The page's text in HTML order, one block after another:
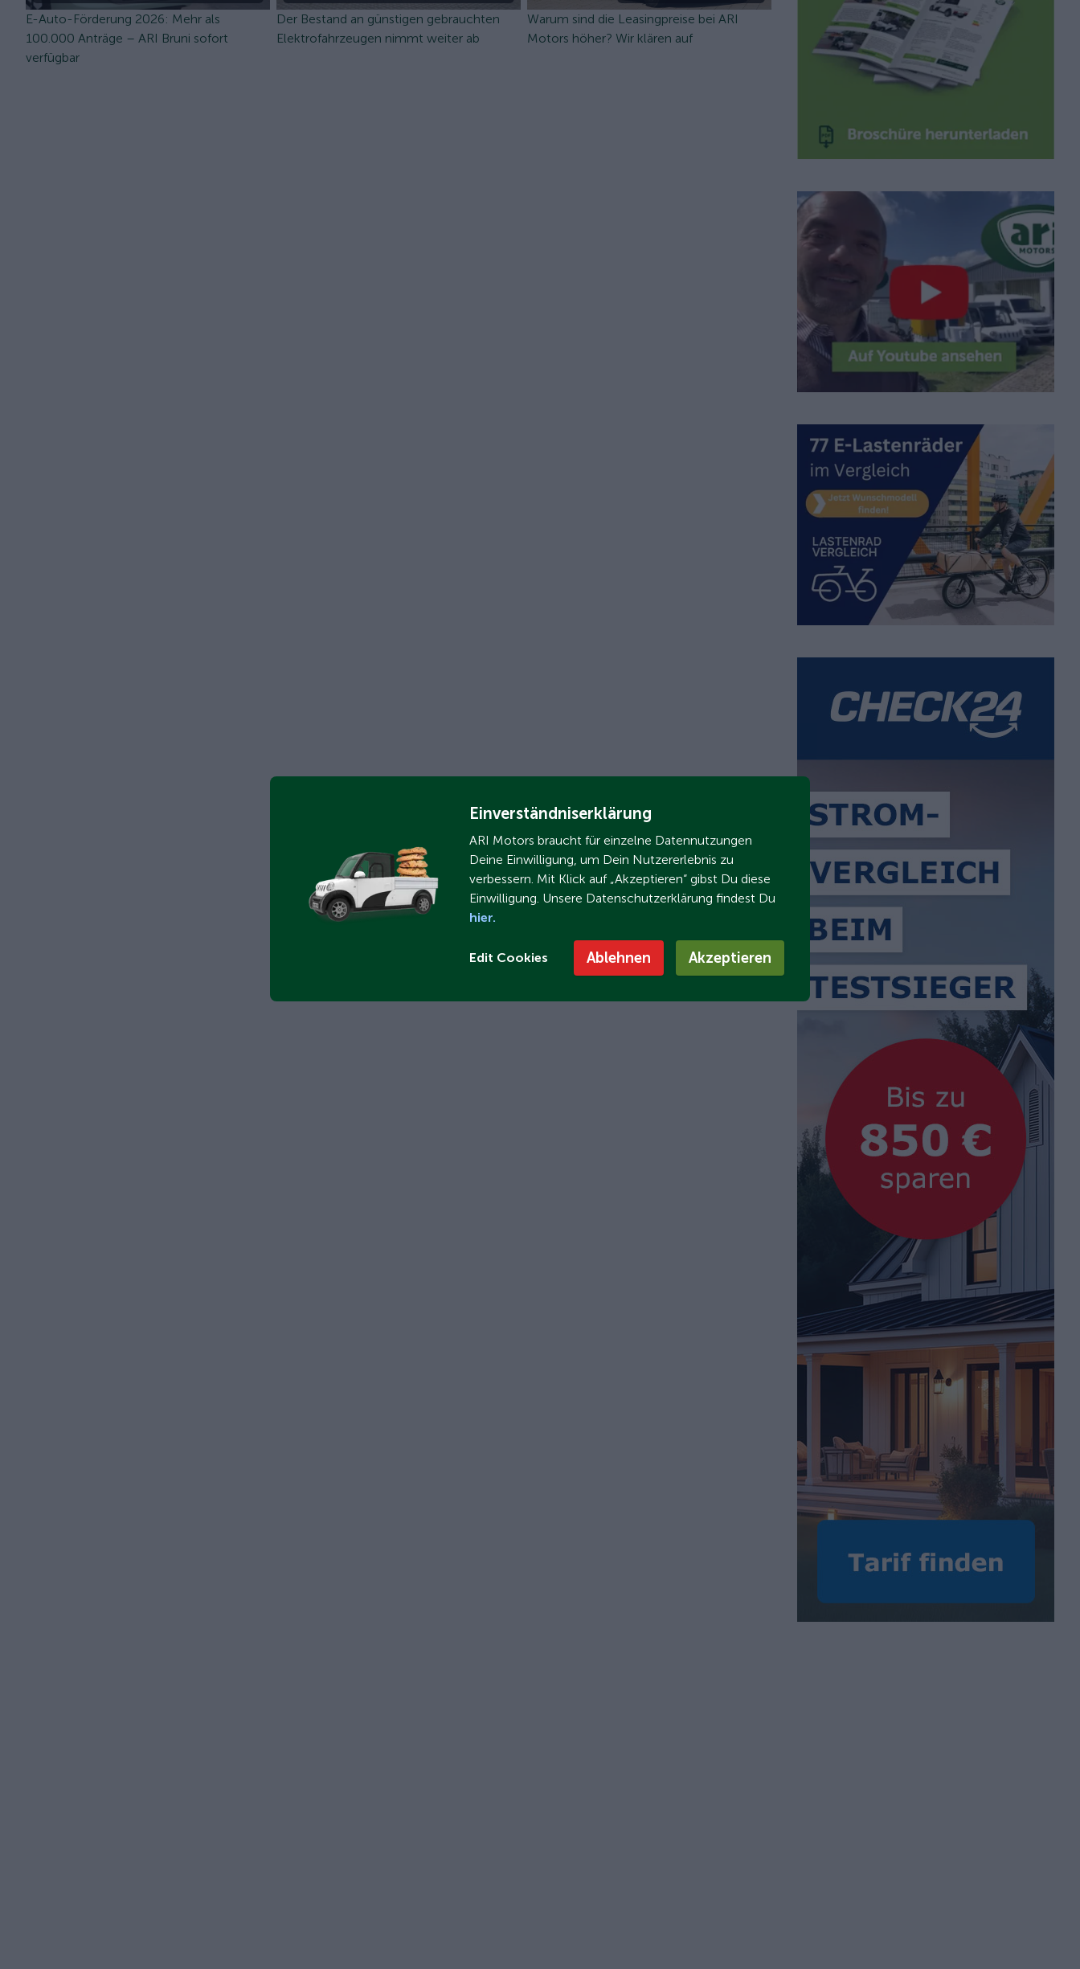
E-Auto-Förderung 2026: Mehr als
100.000 Anträge – ARI Bruni sofort
verfügbar
Der Bestand an günstigen gebrauchten
Elektrofahrzeugen nimmt weiter ab
Warum sind die Leasingpreise bei ARI
Motors höher? Wir klären auf
Einverständniserklärung
ARI Motors braucht für einzelne Datennutzungen
Deine Einwilligung, um Dein Nutzererlebnis zu
verbessern. Mit Klick auf „Akzeptieren“ gibst Du diese
Einwilligung. Unsere Datenschutzerklärung findest Du
hier.
Edit Cookies Ablehnen Akzeptieren